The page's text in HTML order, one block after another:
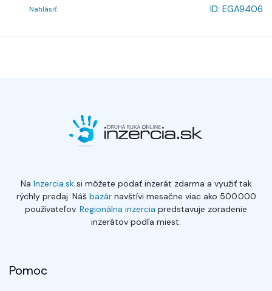
Nahlásiť ID: EGA9406
Na Inzercia.sksi môžete podať inzerát zdarma a využiť tak
rýchly predaj. Náš bazárnavštívi mesačne viac ako 500.000
používateľov. Regionálna inzercia predstavuje zoradenie
inzerátov podľa miest.
Pomoc